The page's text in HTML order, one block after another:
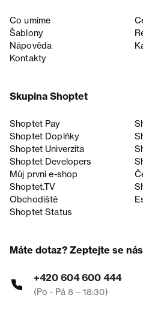
Co umíme
Šablony
Nápověda
Kontakty
Skupina Shoptet
Shoptet Pay
Shoptet Doplňky
Shoptet Univerzita
Shoptet Developers
Můj první e-shop
Shoptet.TV
Obchodiště
Shoptet Status
Máte dotaz? Zeptejte se nás
+420 604 600 444
(Po - Pá 8 – 18:30)